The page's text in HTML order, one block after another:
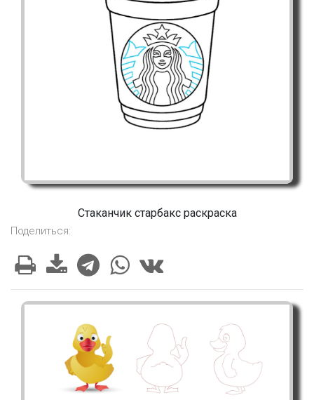
Стаканчик старбакс раскраска
Поделиться: